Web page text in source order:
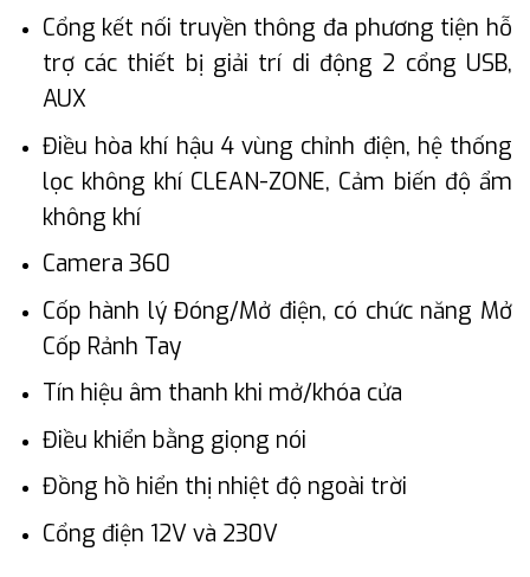
Cổng kết nối truyền thông đa phương tiện hỗ
trợ các thiết bị giải trí di động 2 cổng USB,
AUX
Điều hòa khí hậu 4 vùng chỉnh điện, hệ thống
lọc không khí CLEAN-ZONE, Cảm biến độ ẩm
không khí
Camera 360
Cốp hành lý Đóng/Mở điện, có chức năng Mở
Cốp Rảnh Tay
Tín hiệu âm thanh khi mở/khóa cửa
Điều khiển bằng giọng nói
Đồng hồ hiển thị nhiệt độ ngoài trời
Cổng điện 12V và 230V